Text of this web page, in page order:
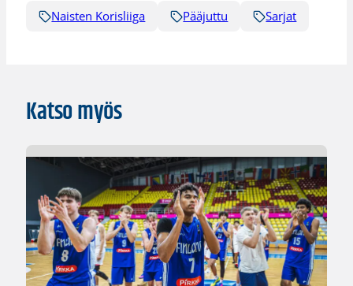
Naisten Korisliiga Pääjuttu Sarjat
Katso myös